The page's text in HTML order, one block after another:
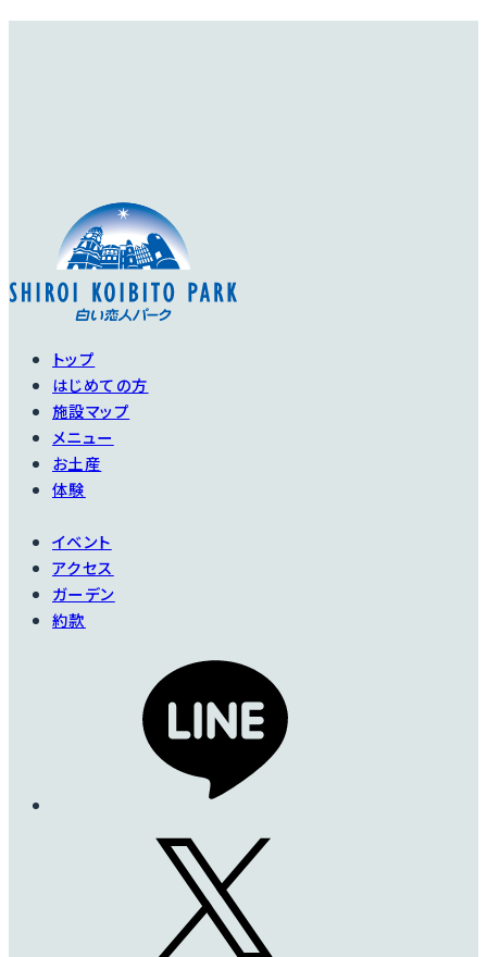
トップ
はじめての方
施設マップ
メニュー
お土産
体験
イベント
アクセス
ガーデン
約款